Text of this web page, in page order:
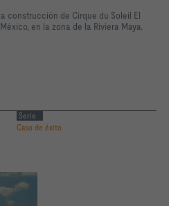
construcción de Cirque du Soleil El
en la zona de la Riviera Maya.
Serie
Caso de éxito